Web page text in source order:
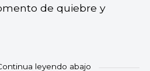
de quiebre y